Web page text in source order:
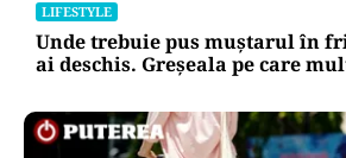
LIFESTYLE
Unde trebuie pus muștarul în
ai deschis. Greșeala pe care